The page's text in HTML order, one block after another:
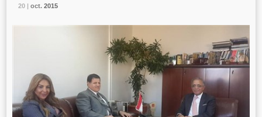
20 | oct. 2015
20 | oct. 2015
20 | oct. 2015